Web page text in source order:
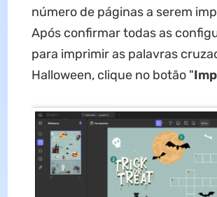
número de páginas a serem
Após confirmar todas as
para imprimir as palavras
Halloween, clique no botão "